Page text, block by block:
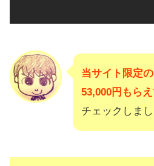
当サイト限定
53,000円もら
チェックしまし